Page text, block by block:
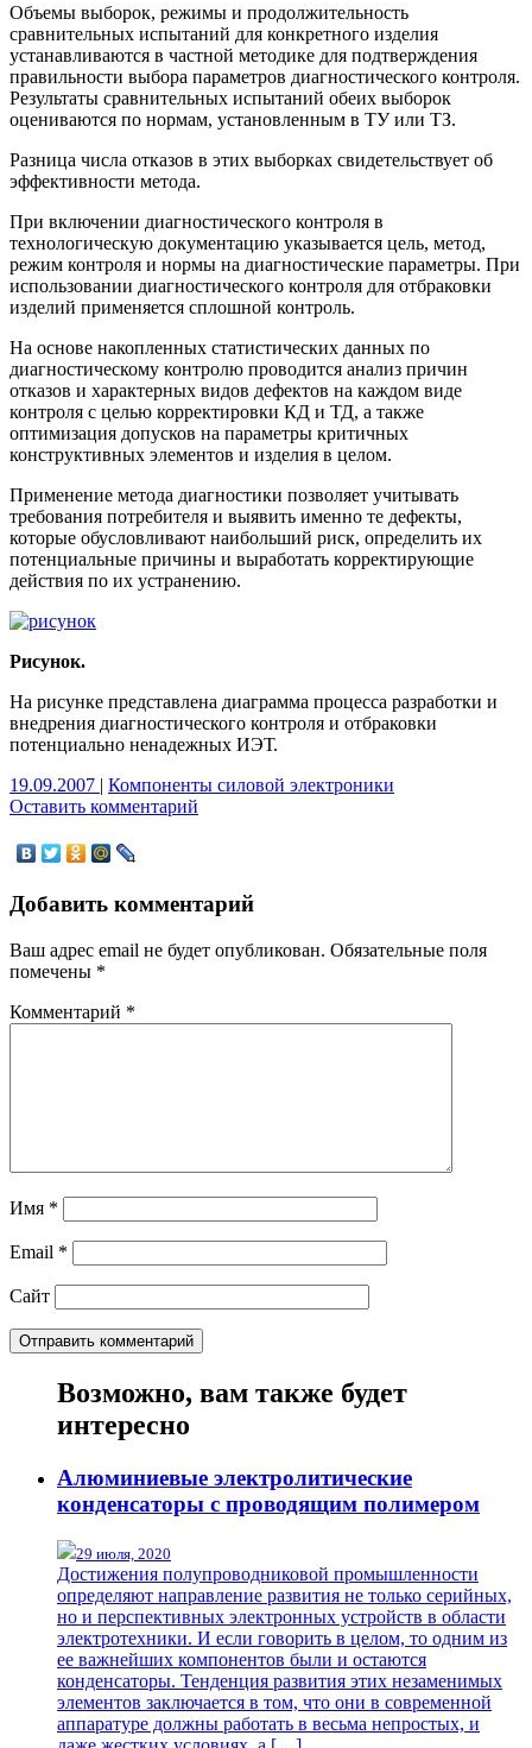
Объемы выборок, режимы и продолжительность
сравнительных испытаний для конкретного изделия
устанавливаются в частной методике для подтверждения
правильности выбора параметров диагностического контроля.
Результаты сравнительных испытаний обеих выборок
оцениваются по нормам, установленным в ТУ или ТЗ.
Разница числа отказов в этих выборках свидетельствует об
эффективности метода.
При включении диагностического контроля в
технологическую документацию указывается цель, метод,
режим контроля и нормы на диагностические параметры. При
использовании диагностического контроля для отбраковки
изделий применяется сплошной контроль.
На основе накопленных статистических данных по
диагностическому контролю проводится анализ причин
отказов и характерных видов дефектов на каждом виде
контроля с целью корректировки КД и ТД, а также
оптимизация допусков на параметры критичных
конструктивных элементов и изделия в целом.
Применение метода диагностики позволяет учитывать
требования потребителя и выявить именно те дефекты,
которые обусловливают наибольший риск, определить их
потенциальные причины и выработать корректирующие
действия по их устранению.
Рисунок.
На рисунке представлена диаграмма процесса разработки и
внедрения диагностического контроля и отбраковки
потенциально ненадежных ИЭТ.
19.09.2007 | Компоненты силовой электроники
Оставить комментарий
Добавить комментарий
Ваш адрес email не будет опубликован. Обязательные поля
помечены *
Комментарий *
Имя *
Email *
Сайт
Возможно, вам также будет
интересно
Алюминиевые электролитические
конденсаторы с проводящим полимером
29 июля, 2020
Достижения полупроводниковой промышленности
определяют направление развития не только серийных,
но и перспективных электронных устройств в области
электротехники. И если говорить в целом, то одним из
ее важнейших компонентов были и остаются
конденсаторы. Тенденция развития этих незаменимых
элементов заключается в том, что они в современной
аппаратуре должны работать в весьма непростых, и